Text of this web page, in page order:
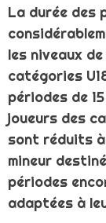
La durée des
les niveaux
catégories
périodes de
joueurs des
sont réduits à
mineur
périodes
adaptées à